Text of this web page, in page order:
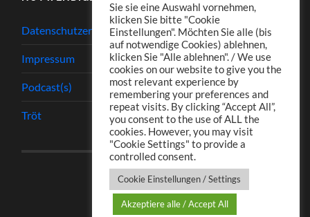
Datenschutzerklärung
Impressum
Podcast(s)
Tröt
Sie sie eine Auswahl vornehmen,
klicken Sie bitte "Cookie
Einstellungen". Möchten Sie alle (bis
auf notwendige Cookies) ablehnen,
klicken Sie "Alle ablehnen". / We use
cookies on our website to give you the
most relevant experience by
remembering your preferences and
repeat visits. By clicking “Accept All”,
you consent to the use of ALL the
cookies. However, you may visit
"Cookie Settings" to provide a
controlled consent.
Cookie Einstellungen / Settings
Akzeptiere alle / Accept All